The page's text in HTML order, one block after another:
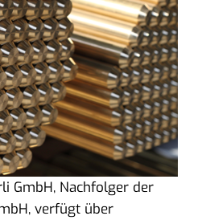
GmbH, Nachfolger der
verfügt über